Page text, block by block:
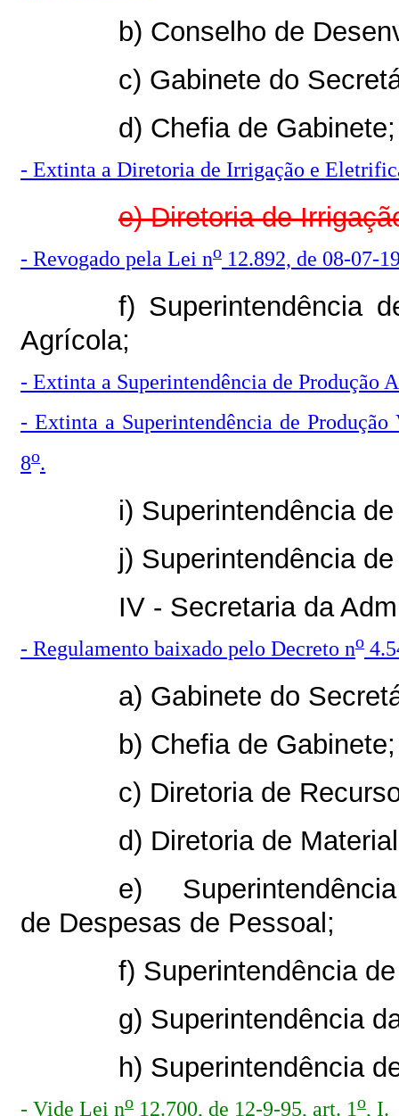
b) Conselho de
c) Gabinete do
d) Chefia de Gabinete;
- Extinta a Diretoria de Irrigação e
e) Diretoria de
- Revogado pela Lei no 12.892, de 08-07-
f) Superintendência
Agrícola;
- Extinta a Superintendência de Produção
- Extinta a Superintendência de
8o.
i) Superintendência
j) Superintendência
IV - Secretaria da
- Regulamento baixado pelo Decreto no
a) Gabinete do
b) Chefia de Gabinete;
c) Diretoria de
d) Diretoria de
e)
de Despesas de Pessoal;
f) Superintendência
g) Superintendência
h) Superintendência
- Vide Lei no 12.700, de 12-9-95, art. 1o, I.